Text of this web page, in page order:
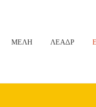
ΜΕΛΗ ΛΕΑΔΡ